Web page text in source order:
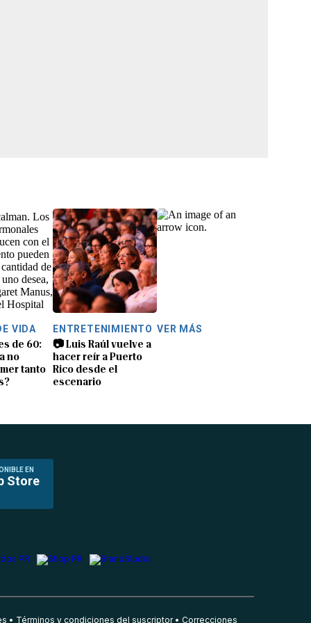
VIDA
de 60:
no
tanto
ENTRETENIMIENTO
📷 Luis Raúl vuelve a
hacer reír a Puerto
Rico desde el
escenario
VER MÁS
EN
Store
Términos y condiciones del suscriptor Correcciones